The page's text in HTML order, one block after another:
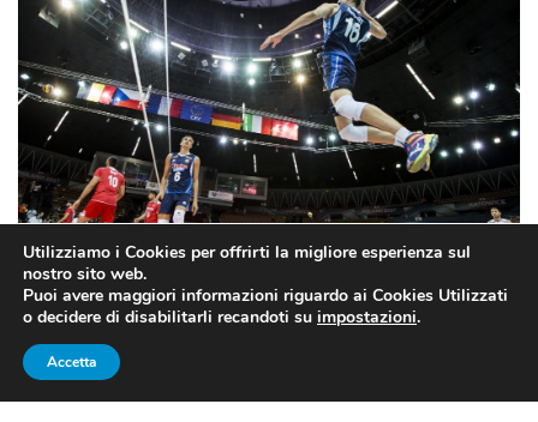
DOMINIO ITALIA, MA QUEL
Utilizziamo i Cookies per offrirti la migliore esperienza sul
nostro sito web.
Puoi avere maggiori informazioni riguardo ai Cookies Utilizzati
o decidere di disabilitarli recandoti su impostazioni.
Accetta